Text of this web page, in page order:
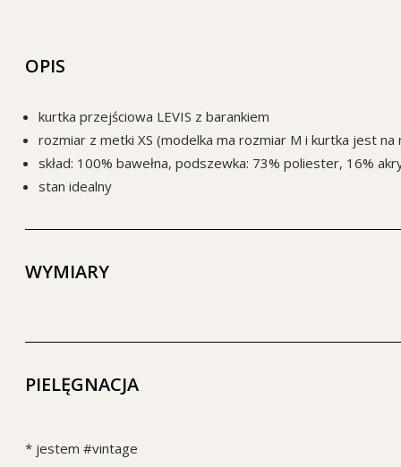
OPIS
kurtka przejściowa LEVIS z barankiem
rozmiar z metki XS (modelka ma rozmiar M i kurtka jest na
skład: 100% bawełna, podszewka: 73% poliester, 16%
stan idealny
WYMIARY
PIELĘGNACJA
* jestem #vintage